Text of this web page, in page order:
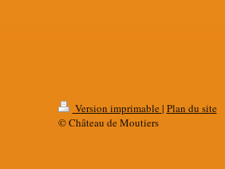
Version imprimable| Plan du site
© Château de Moutiers